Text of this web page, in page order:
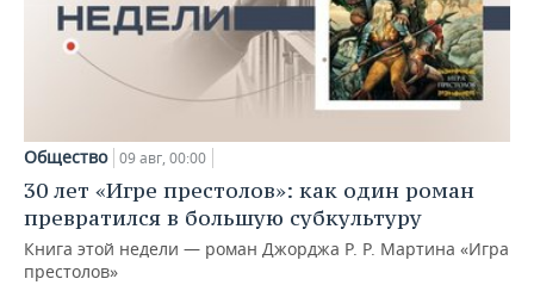
Общество 09 авг, 00:00
30 лет «Игре престолов»: как один роман
превратился в большую субкультуру
Книга этой недели — роман Джорджа Р. Р. Мартина «Игра
престолов»